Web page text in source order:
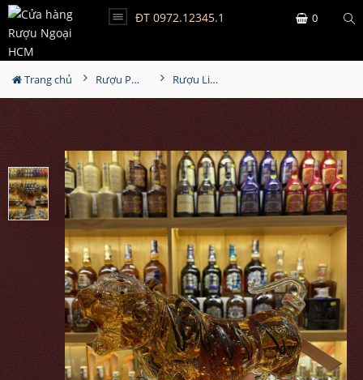
ĐT 0972.12345.1 0
Trang chủ Rượu Phong Thủy Rượu Linh Vật Con Hổ Vảy Vàng 2022